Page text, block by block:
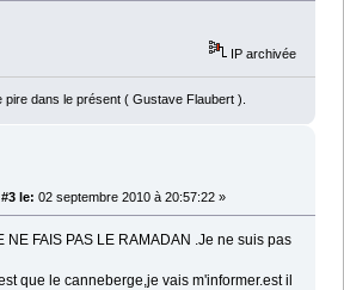
IP archivée
pire dans le présent ( Gustave Flaubert ).
le: 02 septembre 2010 à 20:57:22 »
FAIS PAS LE RAMADAN .Je ne suis pas
que le canneberge,je vais m'informer.est il